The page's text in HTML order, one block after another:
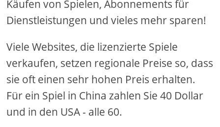
Käufen von Spielen, Abonnements für
Dienstleistungen und vieles mehr sparen!
Viele Websites, die lizenzierte Spiele
verkaufen, setzen regionale Preise so, dass
sie oft einen sehr hohen Preis erhalten.
Für ein Spiel in China zahlen Sie 40 Dollar
und in den USA - alle 60.